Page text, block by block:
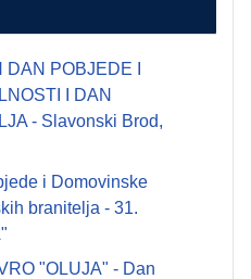
POBJEDE I
I DAN
- Slavonski Brod,
i Domovinske
branitelja - 31.
"OLUJA" - Dan